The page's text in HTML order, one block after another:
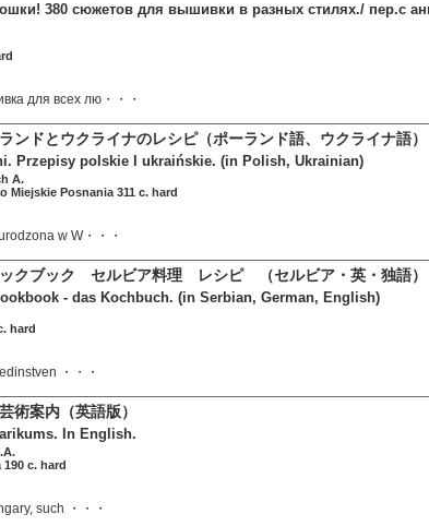
380 сюжетов для вышивки в разных стилях./ пер.с
для всех лю・・・
ドとウクライナのレシピ（ポーランド語、ウクライナ語）
Przepisy polskie I ukraińskie. (in Polish, Ukrainian)
A.
Miejskie Posnania 311 c. hard
w W・・・
クブック セルビア料理 レシピ （セルビア・英・独語）
- das Kochbuch. (in Serbian, German, English)
hard
・・・
術案内（英語版）
In English.
c. hard
such ・・・